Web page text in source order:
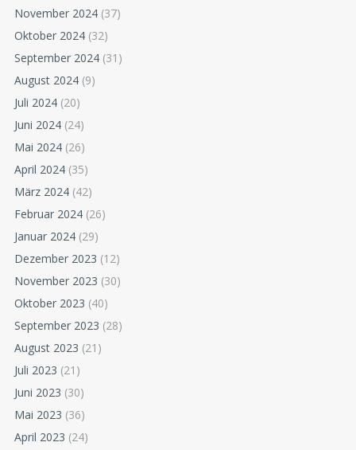
November 2024 (37)
Oktober 2024 (32)
September 2024 (31)
August 2024 (9)
Juli 2024 (20)
Juni 2024 (24)
Mai 2024 (26)
April 2024 (35)
März 2024 (42)
Februar 2024 (26)
Januar 2024 (29)
Dezember 2023 (12)
November 2023 (30)
Oktober 2023 (40)
September 2023 (28)
August 2023 (21)
Juli 2023 (21)
Juni 2023 (30)
Mai 2023 (36)
April 2023 (24)